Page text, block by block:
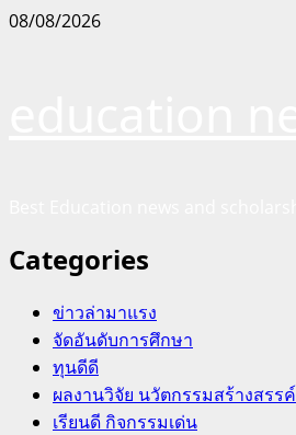
Skip
08/08/2026
Categories
ข่าวล่ามาแรง
จัดอันดับการศึกษา
ทุนดีดี
ผลงานวิจัย นวัตกรรมสร้างสรรค์
เรียนดี กิจกรรมเด่น